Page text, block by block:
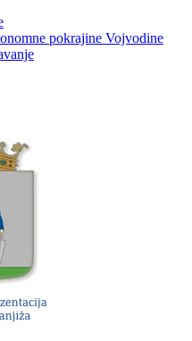
pokrajine Vojvodine